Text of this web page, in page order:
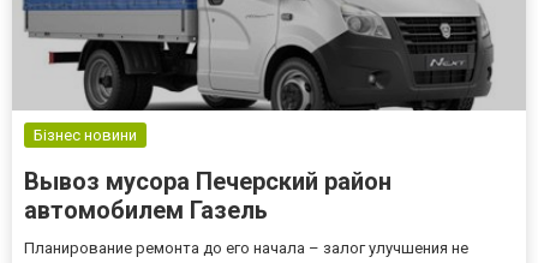
Бізнес новини
Вывоз мусора Печерский район
автомобилем Газель
Планирование ремонта до его начала – залог улучшения не